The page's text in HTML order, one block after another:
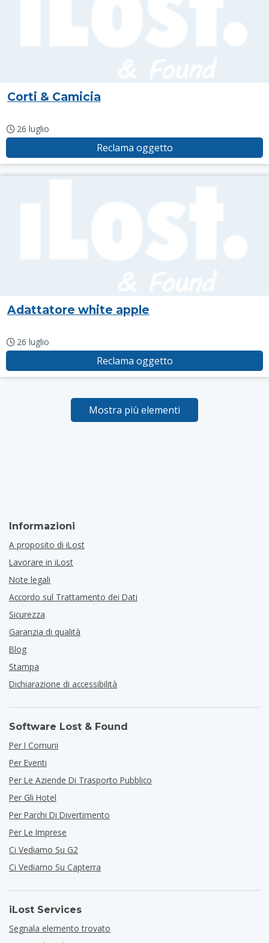
Corti & Camicia
26 luglio
Reclama oggetto
Adattatore white apple
26 luglio
Reclama oggetto
Mostra più elementi
Informazioni
A proposito di iLost
Lavorare in iLost
Note legali
Accordo sul Trattamento dei Dati
Sicurezza
Garanzia di qualità
Blog
Stampa
Dichiarazione di accessibilità
Software Lost & Found
Per I Comuni
Per Eventi
Per Le Aziende Di Trasporto Pubblico
Per Gli Hotel
Per Parchi Di Divertimento
Per Le Imprese
Ci Vediamo Su G2
Ci Vediamo Su Capterra
iLost Services
Segnala elemento trovato